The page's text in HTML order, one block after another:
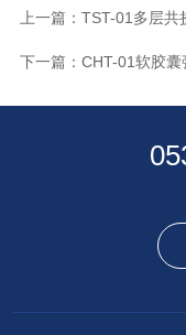
上一篇： TST-01多层共
下一篇： CHT-01软胶囊